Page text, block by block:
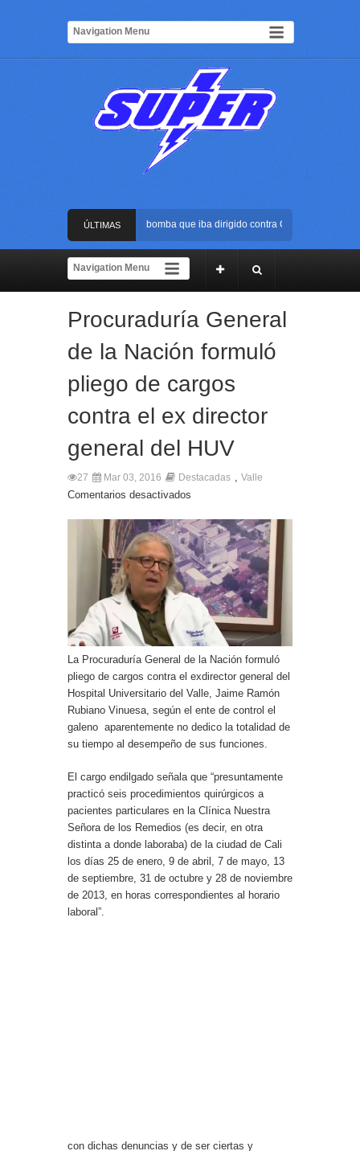
ÚLTIMAS
NOTICIAS
Frustran atentado con bus bomba que iba dirigido contra Cali durante la
La Arena USC será el escenario de la posesión presidencial de Abelardo de
Rápida reacción policial evitó que presunto agresor escapara tras atacar a
Frustran atentado con bus bomba que iba dirigido contra Cali durante la
Procuraduría General
de la Nación formuló
pliego de cargos
contra el ex director
general del HUV
27 Mar 03, 2016 Destacadas , Valle
Comentarios desactivados
La Procuraduría General de la Nación formuló
pliego de cargos contra el exdirector general del
Hospital Universitario del Valle, Jaime Ramón
Rubiano Vinuesa, según el ente de control el
galeno aparentemente no dedico la totalidad de
su tiempo al desempeño de sus funciones.
El cargo endilgado señala que “presuntamente
practicó seis procedimientos quirúrgicos a
pacientes particulares en la Clínica Nuestra
Señora de los Remedios (es decir, en otra
distinta a donde laboraba) de la ciudad de Cali
los días 25 de enero, 9 de abril, 7 de mayo, 13
de septiembre, 31 de octubre y 28 de noviembre
de 2013, en horas correspondientes al horario
laboral”.
con dichas denuncias y de ser ciertas y